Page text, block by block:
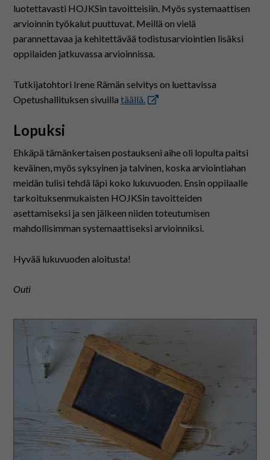
luotettavasti HOJKSin tavoitteisiin. Myös systemaattisen
arvioinnin työkalut puuttuvat. Meillä on vielä
parannettavaa ja kehitettävää todistusarviointien lisäksi
oppilaiden jatkuvassa arvioinnissa.
Tutkijatohtori Irene Rämän selvitys on luettavissa
Opetushallituksen sivuillatäällä.
Lopuksi
Ehkäpä tämänkertaisen postaukseni aihe oli lopulta paitsi
keväinen, myös syksyinen ja talvinen, koska arviointiahan
meidän tulisi tehdä läpi koko lukuvuoden. Ensin oppilaalle
tarkoituksenmukaisten HOJKSin tavoitteiden
asettamiseksi ja sen jälkeen niiden toteutumisen
mahdollisimman systemaattiseksi arvioinniksi.
Hyvää lukuvuoden aloitusta!
Outi